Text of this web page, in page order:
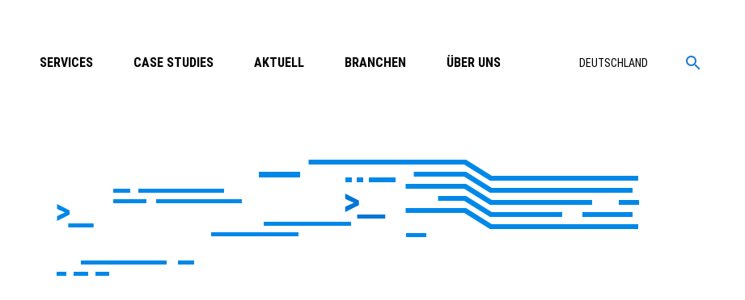
DEUTSCHLAND
SERVICES CASE STUDIES AKTUELL BRANCHEN ÜBER UNS